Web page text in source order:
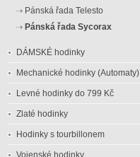
Pánská řada Telesto
Pánská řada Sycorax
DÁMSKÉ hodinky
Mechanické hodinky (Automaty)
Levné hodinky do 799 Kč
Zlaté hodinky
Hodinky s tourbillonem
Vojenské hodinky